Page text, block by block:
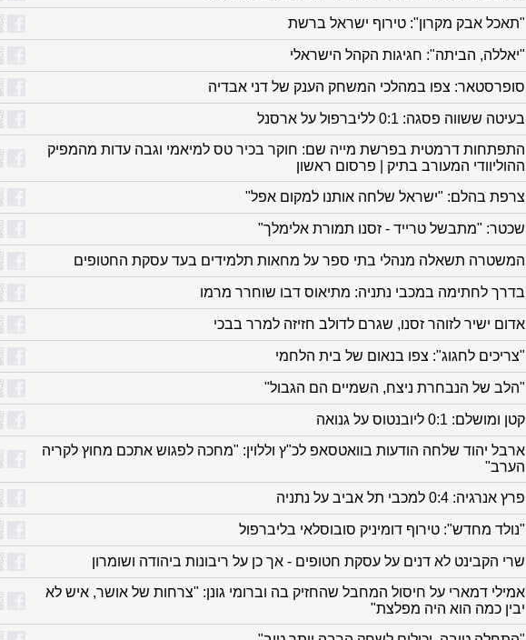
"תאכל אבק מקרון": טירוף ישראל ברשת
"יאללה, הביתה": חגיגות הקהל הישראלי
סופרסטאר: צפו במהלכי המשחק הענק של דני אבדיה
בעיטה ששווה פסגה: 0:1 לליברפול על ארסנל
התפתחות דרמטית בפרשת מייה שם: חוקר בכיר טס למיאמי וגבה עדות מהמפיק
ההוליוודי המעורב בתיק | פרסום ראשון
צרפת בהלם: "ישראל שלחה אותנו למקום אפל"
שכטר: "מתבשל טרייד - זסנו תמורת אלימלך"
המשטרה תשאלה מנהלי בתי ספר על מחאות תלמידים בעד עסקת החטופים
בדרך לחתימה במכבי נתניה: מתיאוס דבו שוחרר מרמו
אדום ישיר לזוהר זסנו, שגרם לדולב חזיזה למרר בבכי
"צריכים לחגוג": צפו בנאום של בית הלחמי
"הלב של הנבחרת ניצח, השמיים הם הגבול"
קטן ומושלם: 0:1 ליובנטוס על גנואה
ארבל יהוד שלחה הודעות בוואטסאפ לכ"ץ וללוין: "מחכה לפגוש אתכם מחוץ לקריה
הערב"
פרץ אנרגיה: 0:4 למכבי תל אביב על נתניה
"נולד מחדש": טירוף דומיניק סובוסלאי בליברפול
שרי הקבינט לא דנים על עסקת חטופים - אך כן על ריבונות ביהודה ושומרון
אמילי דמארי על חיסול המחבל שהחזיק בה וברומי גונן: "צרחות של אושר, איש לא
יבין כמה הוא היה מפלצת"